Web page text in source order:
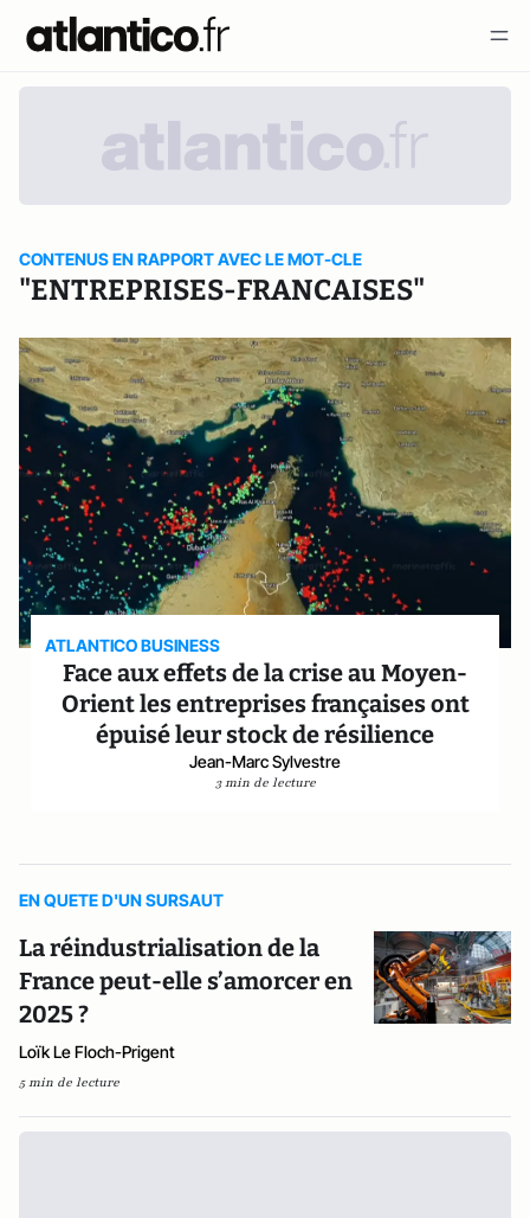
CONTENUS EN RAPPORT AVEC LE MOT-CLE
"ENTREPRISES-FRANCAISES"
ATLANTICO BUSINESS
Face aux effets de la crise au Moyen-
Orient les entreprises françaises ont
épuisé leur stock de résilience
Jean-Marc Sylvestre
3 min de lecture
EN QUETE D'UN SURSAUT
La réindustrialisation de la
France peut-elle s’amorcer en
2025 ?
Loïk Le Floch-Prigent
5 min de lecture